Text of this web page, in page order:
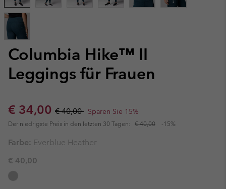
Columbia Hike™ II
Leggings für Frauen
Sale price:
€ 34,00 Regular price:
€ 40,00 Sparen Sie 15%
Der niedrigste Preis in den letzten 30 Tagen: € 40,00 -15%
Farbe: Everblue Heather
€ 40,00